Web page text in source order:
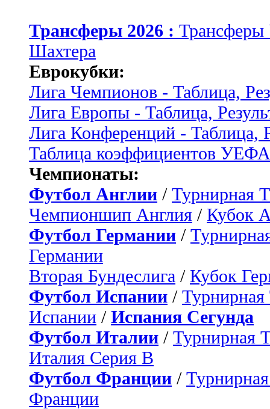
Трансферы 2026 :
Шахтера
Еврокубки:
Лига Чемпионов - Таблица,
Лига Европы - Таблица,
Лига Конференций - Таблица,
Таблица коэффициентов УЕФА
Чемпионаты:
Футбол Англии / Турнирная
Чемпионшип Англия / Кубок
Футбол Германии /
Германии
Вторая Бундеслига / Кубок
Футбол Испании / Турнирная
Испании / Испания Сегунда
Футбол Италии / Турнирная
Италия Серия B
Футбол Франции /
Франции